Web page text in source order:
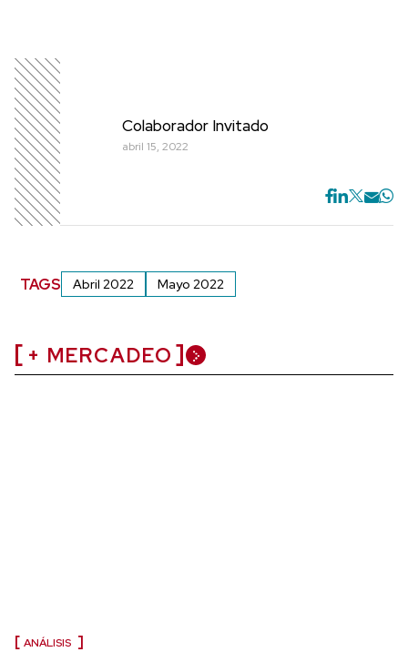
Colaborador Invitado
abril 15, 2022
TAGS Abril 2022 Mayo 2022
+ MERCADEO
ANÁLISIS